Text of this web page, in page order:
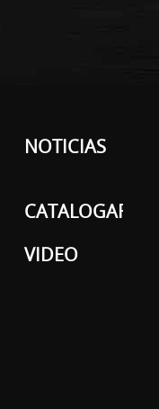
NOTICIAS
CATALOGAR
VIDEO